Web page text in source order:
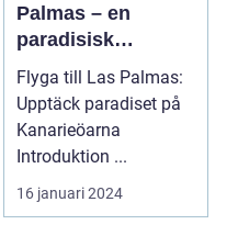
Palmas – en
paradisisk
destination
Flyga till Las Palmas:
Upptäck paradiset på
Kanarieöarna
Introduktion ...
16 januari 2024